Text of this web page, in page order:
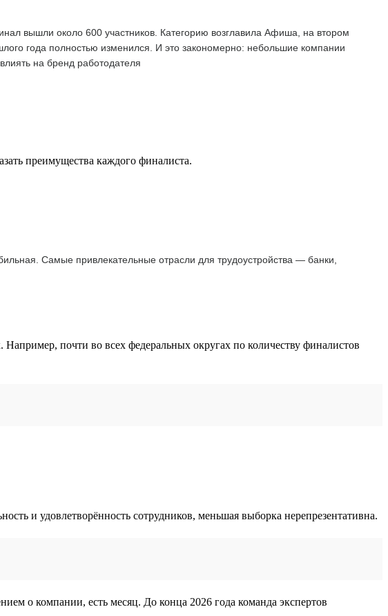
вышли около 600 участников. Категорию возглавила Афиша, на втором
года полностью изменился. И это закономерно: небольшие компании
на бренд работодателя
преимущества каждого финалиста.
Самые привлекательные отрасли для трудоустройства — банки,
почти во всех федеральных округах по количеству финалистов
и удовлетворённость сотрудников, меньшая выборка нерепрезентативна.
о компании, есть месяц. До конца 2026 года команда экспертов